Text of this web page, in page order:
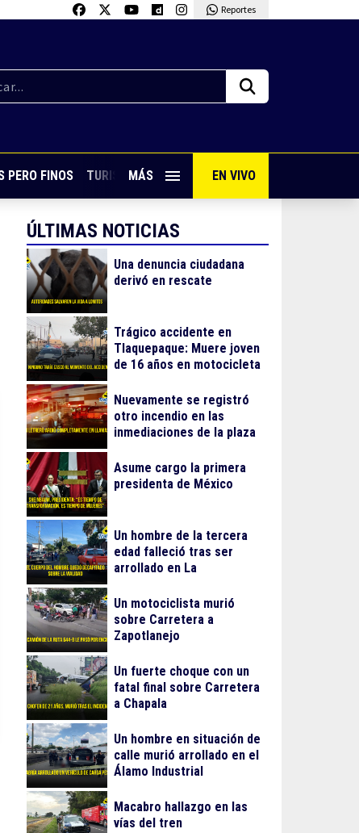
Reportes
PERO FINOS TURISMO CON SABOR VIVE PUERTO VALLARTA
MÁS EN VIVO
ÚLTIMAS NOTICIAS
Una denuncia ciudadana
derivó en rescate
Trágico accidente en
Tlaquepaque: Muere joven
de 16 años en motocicleta
Nuevamente se registró
otro incendio en las
inmediaciones de la plaza
Asume cargo la primera
presidenta de México
Un hombre de la tercera
edad falleció tras ser
arrollado en La
Un motociclista murió
sobre Carretera a
Zapotlanejo
Un fuerte choque con un
fatal final sobre Carretera
a Chapala
Un hombre en situación de
calle murió arrollado en el
Álamo Industrial
Macabro hallazgo en las
vías del tren